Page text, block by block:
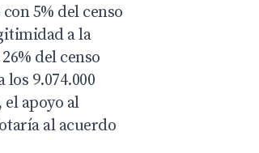
5% del censo
a la
del censo
9.074.000
apoyo al
al acuerdo